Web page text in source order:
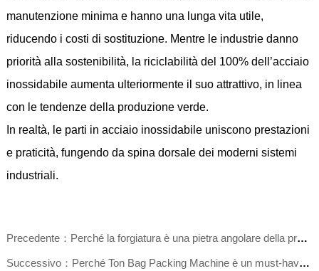
manutenzione minima e hanno una lunga vita utile,
riducendo i costi di sostituzione. Mentre le industrie danno
priorità alla sostenibilità, la riciclabilità del 100% dell’acciaio
inossidabile aumenta ulteriormente il suo attrattivo, in linea
con le tendenze della produzione verde.
In realtà, le parti in acciaio inossidabile uniscono prestazioni
e praticità, fungendo da spina dorsale dei moderni sistemi
industriali.
Precedente：Perché la forgiatura è una pietra angolare della produzione di componenti ad alta resistenza?
Successivo：Perché Ton Bag Packing Machine è un must-have per la movimentazione di materiali alla rinfusa?